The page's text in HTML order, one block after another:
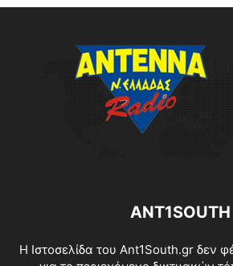
ANT1SOUTH
Η Ιστοσελίδα του Ant1South.gr δεν